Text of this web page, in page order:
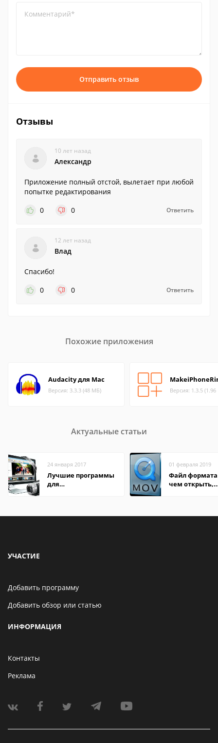
Комментарий*
Отправить отзыв
Отзывы
10 лет назад
Александр
Приложение полный отстой, вылетает при любой
попытке редактирования
0
0 Ответить
12 лет назад
Влад
Спасибо!
0
0 Ответить
Похожие приложения
Audacity для Mac
Версия: 3.3.3 (48 МБ) Версия: 1.3.5
Актуальные статьи
24 января 2017
Лучшие программы
для
01 февраля 2019
Файл формата
чем открыть,
УЧАСТИЕ
Добавить программу
Добавить обзор или статью
ИНФОРМАЦИЯ
Контакты
Реклама